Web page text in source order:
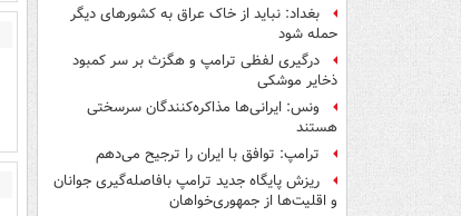
بغداد: نباید از خاک عراق به کشورهای دیگر
حمله شود
درگیری لفظی ترامپ و هگزث بر سر کمبود
ذخایر موشکی
ونس: ایرانی‌ها مذاکره‌کنندگان سرسختی
هستند
ترامپ: توافق با ایران را ترجیح می‌دهم
ریزش پایگاه جدید ترامپ بافاصله‌گیری جوانان
و اقلیت‌ها از جمهوری‌خواهان